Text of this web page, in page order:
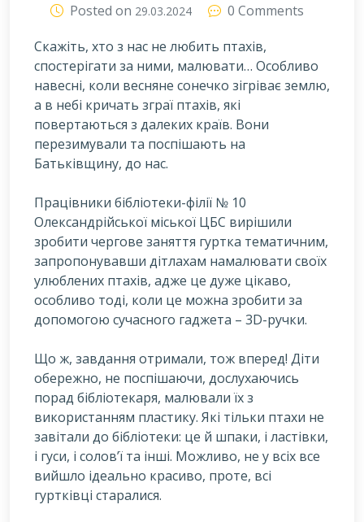
Posted on 29.03.2024
0 Comments
Скажіть, хто з нас не любить птахів,
спостерігати за ними, малювати… Особливо
навесні, коли весняне сонечко зігріває землю,
а в небі кричать зграї птахів, які
повертаються з далеких країв. Вони
перезимували та поспішають на
Батьківщину, до нас.
Працівники бібліотеки-філії № 10
Олександрійської міської ЦБС вирішили
зробити чергове заняття гуртка тематичним,
запропонувавши дітлахам намалювати своїх
улюблених птахів, адже це дуже цікаво,
особливо тоді, коли це можна зробити за
допомогою сучасного гаджета – 3D-ручки.
Що ж, завдання отримали, тож вперед! Діти
обережно, не поспішаючи, дослухаючись
порад бібліотекаря, малювали їх з
використанням пластику. Які тільки птахи не
завітали до бібліотеки: це й шпаки, і ластівки,
і гуси, і солов’ї та інші. Можливо, не у всіх все
вийшло ідеально красиво, проте, всі
гуртківці старалися.